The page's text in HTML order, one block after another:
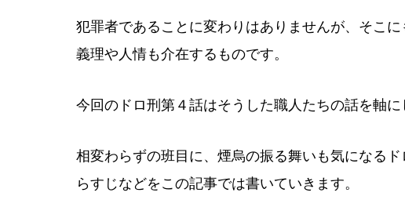
犯罪者であることに変わりはありませんが、そこ
義理や人情も介在するものです。
今回のドロ刑第４話はそうした職人たちの話を軸に
相変わらずの班目に、煙烏の振る舞いも気になる
らすじなどをこの記事では書いていきます。